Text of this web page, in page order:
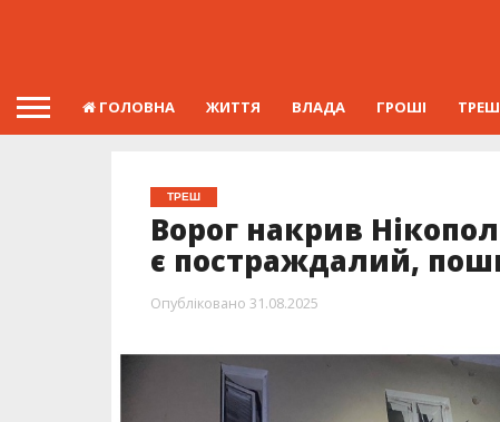
ГОЛОВНА ЖИТТЯ ВЛАДА ГРОШІ ТРЕШ
ТРЕШ
Ворог накрив
є постраждалий,
Опубліковано 31.08.2025